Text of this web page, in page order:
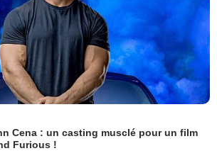
Cena : un casting musclé pour un film
Furious !